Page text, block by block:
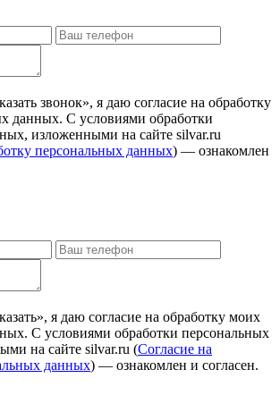
звонок», я даю согласие на обработку
данных. С условиями обработки
изложенными на сайте silvar.ru
персональных данных) — ознакомлен
», я даю согласие на обработку моих
С условиями обработки персональных
на сайте silvar.ru (Согласие на
данных) — ознакомлен и согласен.